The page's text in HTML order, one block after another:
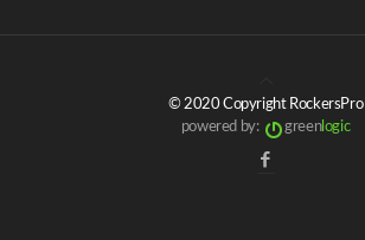
© 2020 Copyright RockersPro
powered by:
greenlogic